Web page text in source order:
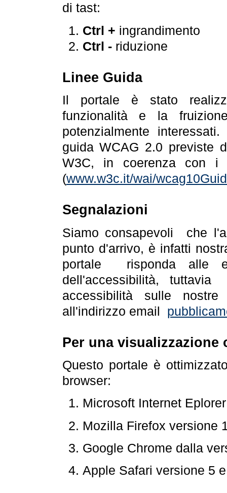
di tast:
Ctrl + ingrandimento
Ctrl -riduzione
Linee Guida
Il portale è stato
funzionalità e la
potenzialmente
guida WCAG 2.0 previste
W3C, in coerenza con i
(www.w3c.it/wai/
Segnalazioni
Siamo consapevoli che
punto d'arrivo, è infatti
portale risponda alle
dell'accessibilità,
accessibilità sulle
all'indirizzo email
Per una visualizzazione
Questo portale è
browser:
Microsoft Internet
Mozilla Firefox versione
Google Chrome dalla
Apple Safari versione 5